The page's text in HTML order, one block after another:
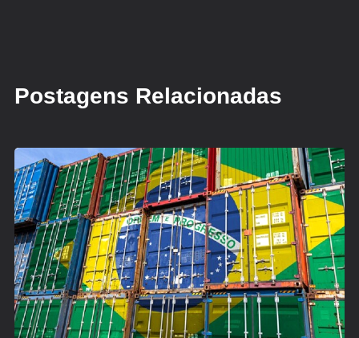
Postagens Relacionadas